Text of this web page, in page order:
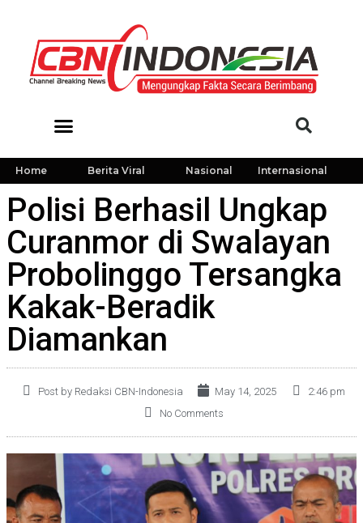
Home Berita Viral Nasional Internasional
Polisi Berhasil Ungkap
Curanmor di Swalayan
Probolinggo Tersangka
Kakak-Beradik
Diamankan
Post by Redaksi CBN-Indonesia May 14, 2025
2:46 pm
No Comments